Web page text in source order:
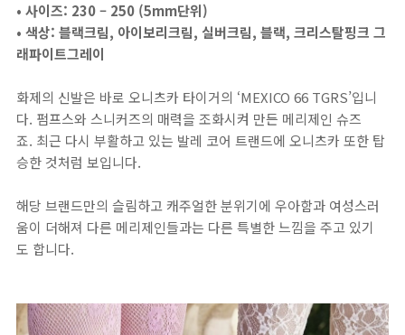
• 사이즈: 230 – 250 (5mm단위)
• 색상: 블랙크림, 아이보리크림, 실버크림, 블랙, 크리스탈핑크 그
래파이트그레이
화제의 신발은 바로 오니츠카 타이거의 ‘MEXICO 66 TGRS’입니
다. 펌프스와 스니커즈의 매력을 조화시켜 만든 메리제인 슈즈
죠. 최근 다시 부활하고 있는 발레 코어 트랜드에 오니츠카 또한 탑
승한 것처럼 보입니다.
해당 브랜드만의 슬림하고 캐주얼한 분위기에 우아함과 여성스러
움이 더해져 다른 메리제인들과는 다른 특별한 느낌을 주고 있기
도 합니다.